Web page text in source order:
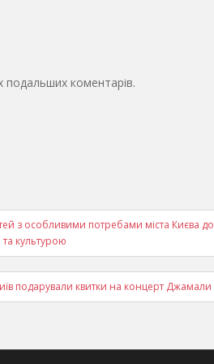
подальших коментарів.
з особливими потребами міста Києва до
культурою
подарували квитки на концерт Джамали